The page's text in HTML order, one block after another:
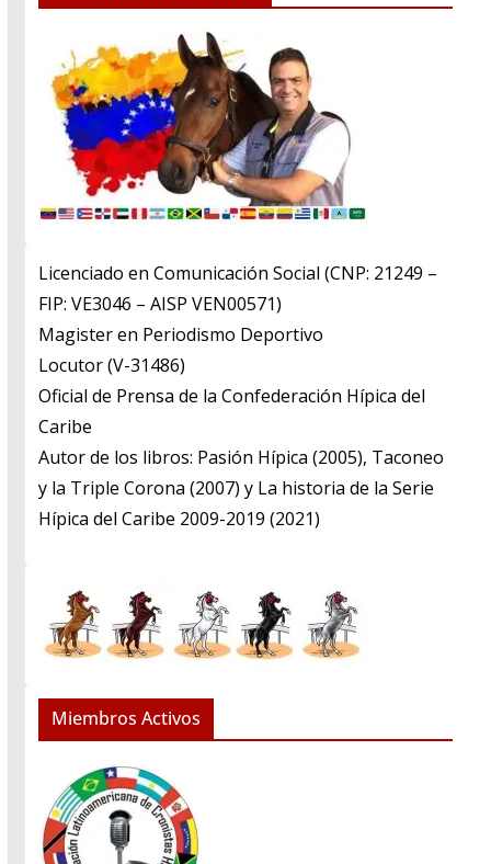
Licenciado en Comunicación Social (CNP: 21249 –
FIP: VE3046 – AISP VEN00571)
​Magister en Periodismo Deportivo
​Locutor (V-31486)
​Oficial de Prensa de la Confederación Hípica del
Caribe
​Autor de los libros: Pasión Hípica (2005), Taconeo
y la Triple Corona (2007) y La historia de la Serie
Hípica del Caribe 2009-2019 (2021)
Miembros Activos